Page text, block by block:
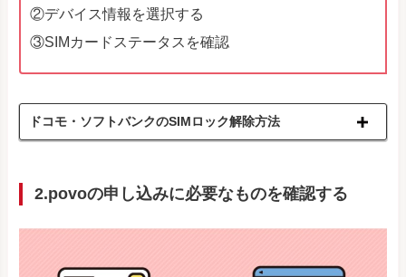
②デバイス情報を選択する
③SIMカードステータスを確認
ドコモ・ソフトバンクのSIMロック解除方法
2.povoの申し込みに必要なものを確認する